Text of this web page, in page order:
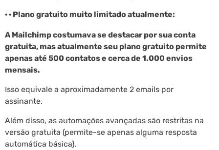
· · Plano gratuito muito limitado atualmente:
A Mailchimp costumava se destacar por sua conta
gratuita, mas atualmente seu plano gratuito permite
apenas até 500 contatos e cerca de 1.000 envios
mensais.
Isso equivale a aproximadamente 2 emails por
assinante.
Além disso, as automações avançadas são restritas na
versão gratuita (permite-se apenas alguma resposta
automática básica).